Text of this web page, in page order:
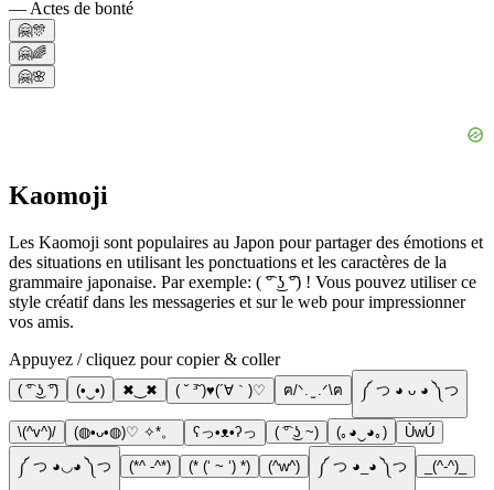
— Actes de bonté
🤗🎊
🤗🌈
🤗🌸
Kaomoji
Les Kaomoji sont populaires au Japon pour partager des émotions et
des situations en utilisant les ponctuations et les caractères de la
grammaire japonaise. Par exemple: ( ͡° ͜ʖ ͡°) ! Vous pouvez utiliser ce
style créatif dans les messageries et sur le web pour impressionner
vos amis.
Appuyez / cliquez pour copier & coller
( ͡° ͜ʖ ͡°) (•‿•) ✖‿✖ ( ˘ ³˘)♥(´∀｀)♡ ฅ/ᐠ. ̫ .ᐟ\ฅ ༼ つ ◕ ᴗ ◕ ༽つ
\(^v^)/ (◍•ᴗ•◍)♡ ✧*。 ʕっ•ᴥ•ʔっ ( ͡° ͜ʖ ~) (｡◕‿◕｡) ÙwÚ
༼ つ ◕◡◕ ༽つ (*^ -^*) (* (‘ ~ ‘) *) (^w^) ༼ つ ◕_◕ ༽つ _(^-^)_